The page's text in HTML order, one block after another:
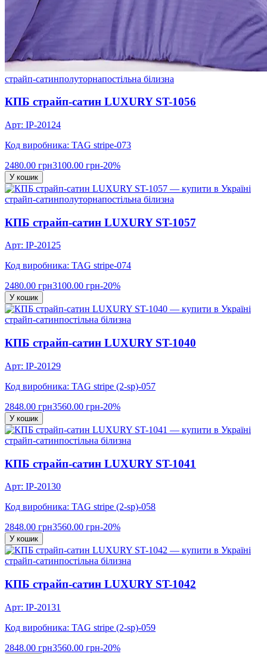
страйп-сатинполуторнапостільна білизна
КПБ страйп-сатин LUXURY ST-1056
Арт: IP-20124
Код виробника: TAG stripe-073
2480.00 грн3100.00 грн-20%
У кошик
страйп-сатинполуторнапостільна білизна
КПБ страйп-сатин LUXURY ST-1057
Арт: IP-20125
Код виробника: TAG stripe-074
2480.00 грн3100.00 грн-20%
У кошик
страйп-сатинпостільна білизна
КПБ страйп-сатин LUXURY ST-1040
Арт: IP-20129
Код виробника: TAG stripe (2-sp)-057
2848.00 грн3560.00 грн-20%
У кошик
страйп-сатинпостільна білизна
КПБ страйп-сатин LUXURY ST-1041
Арт: IP-20130
Код виробника: TAG stripe (2-sp)-058
2848.00 грн3560.00 грн-20%
У кошик
страйп-сатинпостільна білизна
КПБ страйп-сатин LUXURY ST-1042
Арт: IP-20131
Код виробника: TAG stripe (2-sp)-059
2848.00 грн3560.00 грн-20%